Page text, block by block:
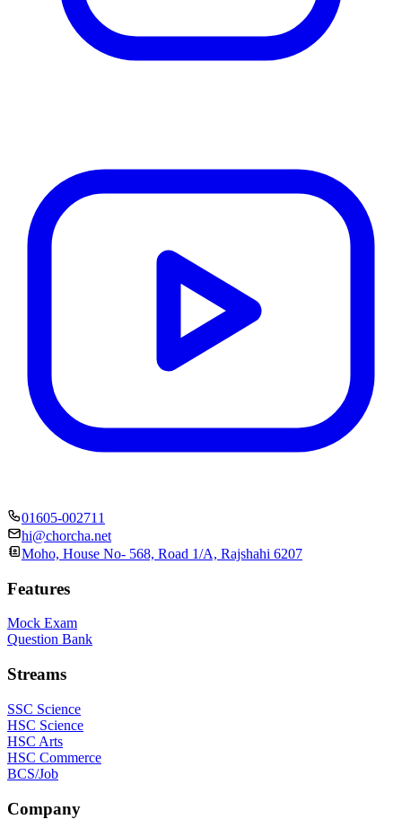
01605-002711
hi@chorcha.net
Moho, House No- 568, Road 1/A, Rajshahi 6207
Features
Mock Exam
Question Bank
Streams
SSC Science
HSC Science
HSC Arts
HSC Commerce
BCS/Job
Company